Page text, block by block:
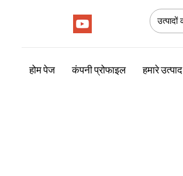
होम पेज कंपनी प्रोफाइल हमारे उत्पाद